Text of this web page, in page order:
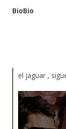
BioBio
el jaguar ,